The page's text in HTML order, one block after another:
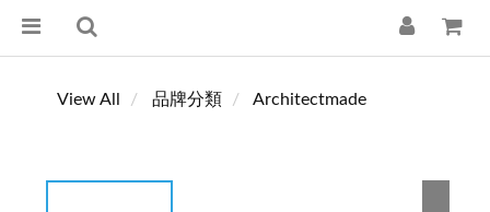
View All 品牌分類 Architectmade